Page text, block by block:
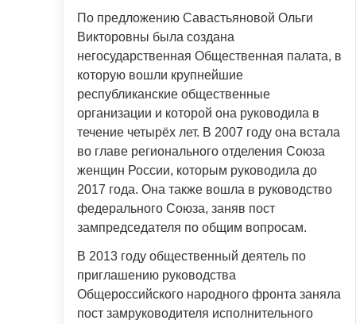
По предложению Савастьяновой Ольги
Викторовны была создана
негосударственная Общественная палата, в
которую вошли крупнейшие
республиканские общественные
организации и которой она руководила в
течение четырёх лет. В 2007 году она встала
во главе регионального отделения Союза
женщин России, которым руководила до
2017 года. Она также вошла в руководство
федерального Союза, заняв пост
зампредседателя по общим вопросам.
В 2013 году общественный деятель по
приглашению руководства
Общероссийского народного фронта заняла
пост замруководителя исполнительного